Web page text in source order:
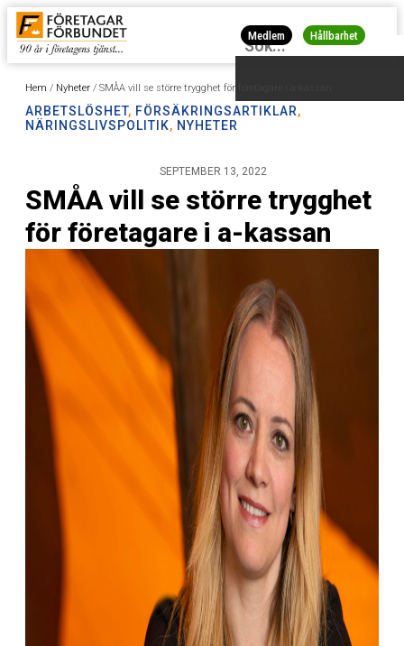
Medlem Hållbarhet
Hem / Nyheter / SMÅA vill se större trygghet för företagare i a-kassan
ARBETSLÖSHET, FÖRSÄKRINGSARTIKLAR,
NÄRINGSLIVSPOLITIK, NYHETER
SEPTEMBER 13, 2022
SMÅA vill se större trygghet
för företagare i a-kassan